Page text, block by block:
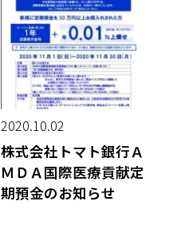
2020.10.02
株式会社トマト銀行Ａ
ＭＤＡ国際医療貢献定
期預金のお知らせ